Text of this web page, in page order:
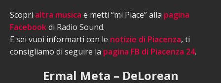
Scopri altra musica e metti “mi Piace” alla pagina
Facebookdi Radio Sound.
E sei vuoi informarti con le notizie di Piacenza, ti
consigliamo di seguire la pagina FB di Piacenza 24.
Ermal Meta – DeLorean